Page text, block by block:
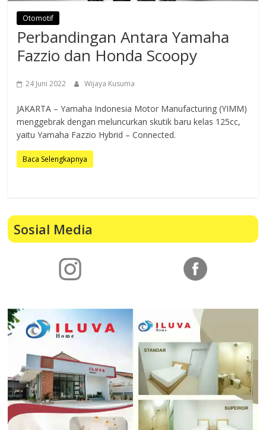
Otomotif
Perbandingan Antara Yamaha
Fazzio dan Honda Scoopy
24 Juni 2022 Wijaya Kusuma
JAKARTA – Yamaha Indonesia Motor Manufacturing (YIMM)
menggebrak dengan meluncurkan skutik baru kelas 125cc,
yaitu Yamaha Fazzio Hybrid – Connected.
Baca Selengkapnya
Sosial Media